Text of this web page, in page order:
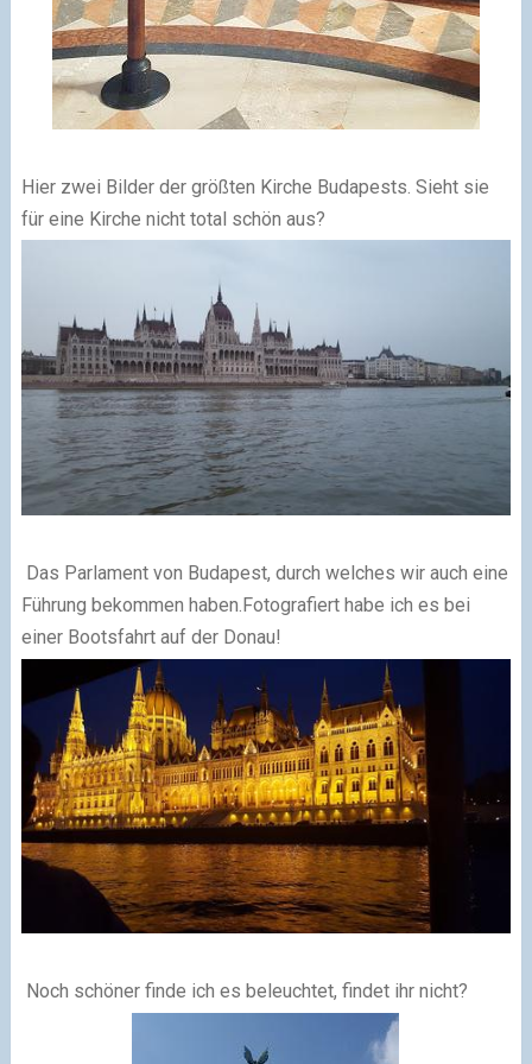
Hier zwei Bilder der größten Kirche Budapests. Sieht sie
für eine Kirche nicht total schön aus?
Das Parlament von Budapest, durch welches wir auch eine
Führung bekommen haben.Fotografiert habe ich es bei
einer Bootsfahrt auf der Donau!
Noch schöner finde ich es beleuchtet, findet ihr nicht?